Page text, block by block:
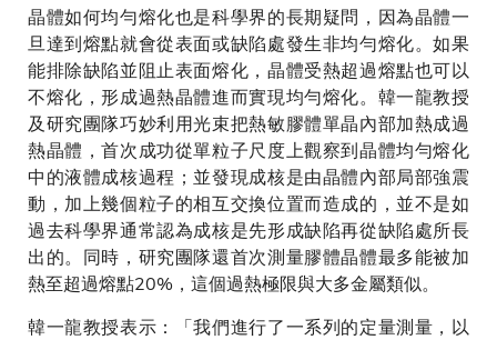
晶體如何均勻熔化也是科學界的長期疑問，因為晶體一
旦達到熔點就會從表面或缺陷處發生非均勻熔化。如果
能排除缺陷並阻止表面熔化，晶體受熱超過熔點也可以
不熔化，形成過熱晶體進而實現均勻熔化。韓一龍教授
及研究團隊巧妙利用光束把熱敏膠體單晶內部加熱成過
熱晶體，首次成功從單粒子尺度上觀察到晶體均勻熔化
中的液體成核過程；並發現成核是由晶體內部局部強震
動，加上幾個粒子的相互交換位置而造成的，並不是如
過去科學界通常認為成核是先形成缺陷再從缺陷處所長
出的。同時，研究團隊還首次測量膠體晶體最多能被加
熱至超過熔點20%，這個過熱極限與大多金屬類似。
韓一龍教授表示：「我們進行了一系列的定量測量，以